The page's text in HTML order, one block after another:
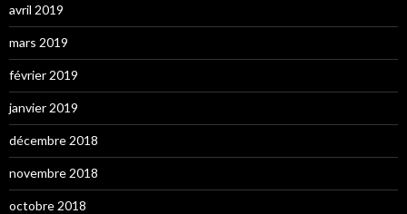
avril 2019
mars 2019
février 2019
janvier 2019
décembre 2018
novembre 2018
octobre 2018